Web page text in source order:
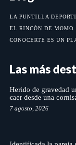
LA PUNTILLA
EL RINCÓN DE MOMO
CONOCERTE ES UN
Las más
Herido de gravedad
caer desde una
7 agosto, 2026